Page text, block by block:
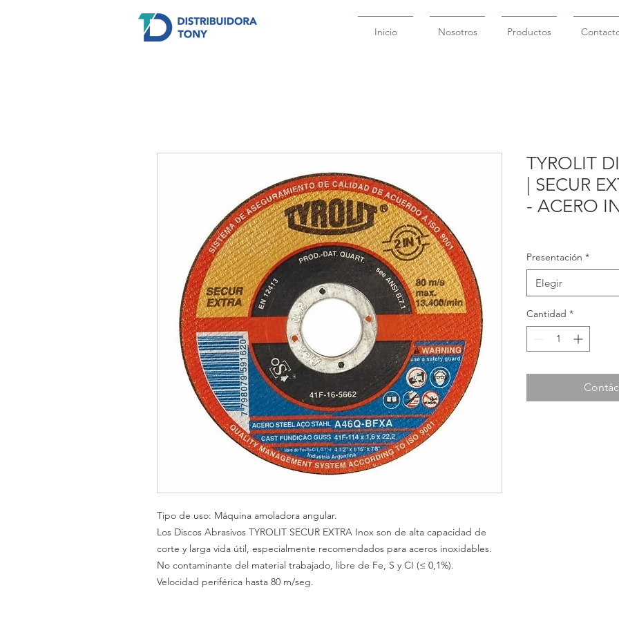
Inicio Nosotros Productos
Tipo de uso: Máquina amoladora angular.
Los Discos Abrasivos TYROLIT SECUR EXTRA Inox son de alta capacidad de
corte y larga vida útil, especialmente recomendados para aceros inoxidables.
No contaminante del material trabajado, libre de Fe, S y CI (≤ 0,1%).
Velocidad periférica hasta 80 m/seg.
TYROLIT
| SECUR
- ACERO
Presentación *
Elegir
Cantidad *